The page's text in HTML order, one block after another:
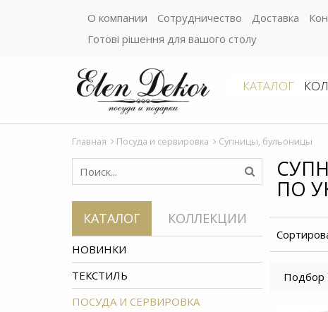
О компании Сотрудничество Доставка
Готові рішення для вашого столу
КАТАЛОГ
Главная Посуда и сервировка Супницы, бульоницы
КАТАЛОГ КОЛЛЕКЦИИ
НОВИНКИ
ТЕКСТИЛЬ
ПОСУДА И СЕРВИРОВКА
ПО
Подбор